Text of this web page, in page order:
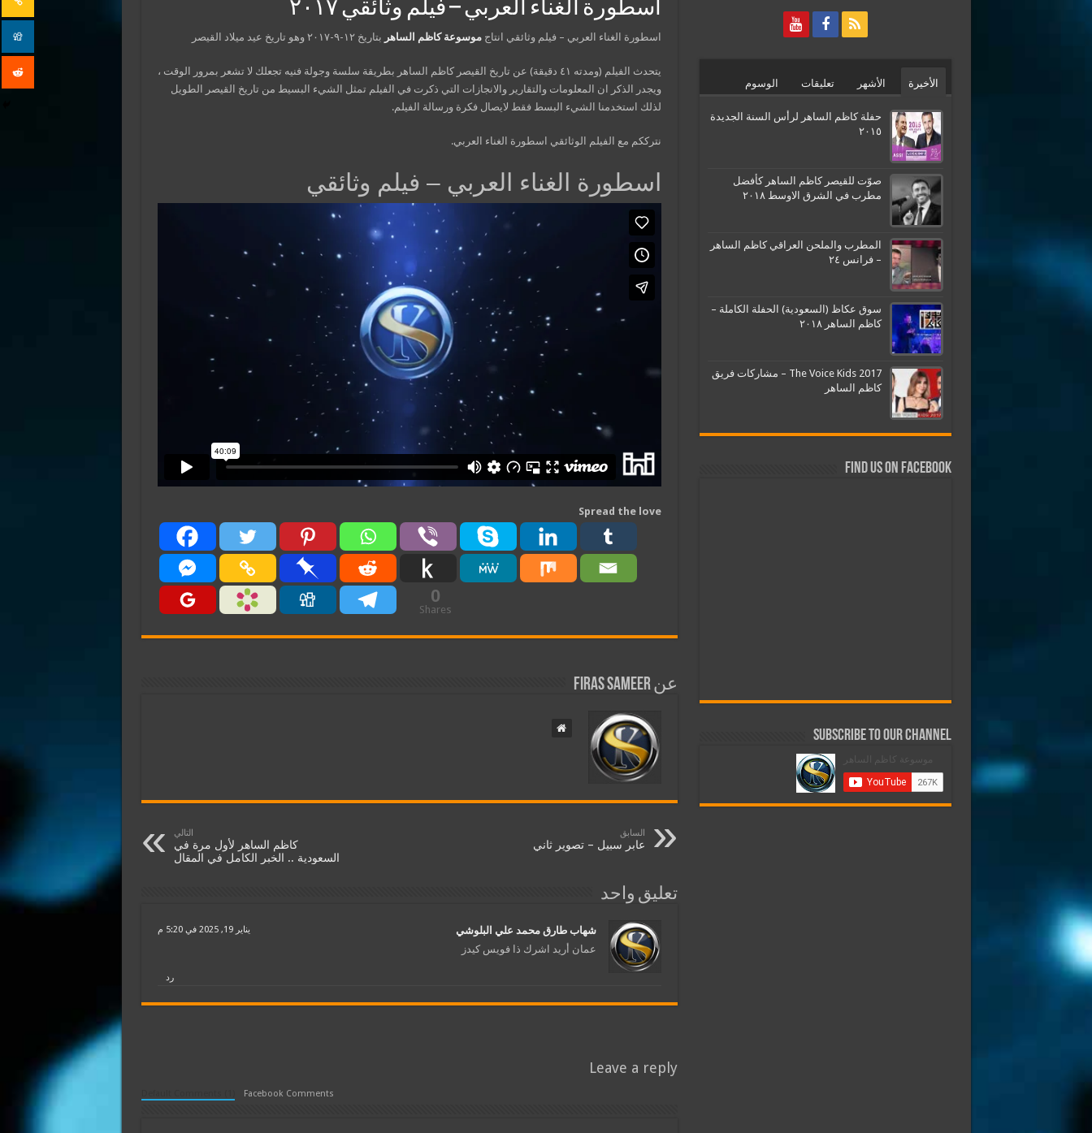
اسطورة الغناء العربي – فيلم وثائقي ٢٠١٧
اسطورة الغناء العربي – فيلم وثائقي انتاجموسوعة كاظم الساهر بتاريخ ١٢-٩-٢٠١٧ وهو تاريخ عيد ميلاد القيصر
يتحدث الفيلم (ومدته ٤١ دقيقة) عن تاريخ القيصر كاظم الساهر بطريقة سلسة وجولة فنيه تجعلك لا تشعر بمرور الوقت ،
ويجدر الذكر ان المعلومات والتقارير والانجازات التي ذكرت في الفيلم تمثل الشيء البسيط من تاريخ القيصر الطويل
لذلك استخدمنا الشيء البسط فقط لايصال فكرة ورسالة الفيلم.
نترككم مع الفيلم الوثائقي اسطورة الغناء العربي.
اسطورة الغناء العربي – فيلم وثائقي
Spread the love
0
Shares
عن Firas Sameer
السابق
عابر سبيل – تصوير ثاني
التالي
كاظم الساهر لأول مرة في
السعودية .. الخبر الكامل في المقال
تعليق واحد
شهاب طارق محمد علي البلوشي يناير 19, 2025 في 5:20 م
عمان أريد اشرك ذا فويس كيدز
رد
Leave a reply
Facebook Comments
الأخيرة الأشهر تعليقات الوسوم
حفلة كاظم الساهر لرأس السنة الجديدة
٢٠١٥
صوّت للقيصر كاظم الساهر كأفضل
مطرب في الشرق الاوسط ٢٠١٨
المطرب والملحن العراقي كاظم الساهر
– فرانس ٢٤
سوق عكاظ (السعودية) الحفلة الكاملة –
كاظم الساهر ٢٠١٨
The Voice Kids 2017 – مشاركات فريق
كاظم الساهر
Find us on Facebook
Subscribe to our Channel